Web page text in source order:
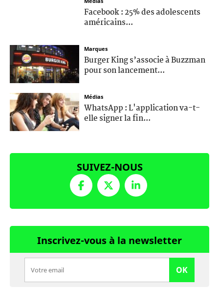
Facebook : 25% des adolescents
américains...
Marques
Burger King s’associe à Buzzman
pour son lancement...
Médias
WhatsApp : L'application va-t-
elle signer la fin...
SUIVEZ-NOUS
Inscrivez-vous à la newsletter
OK